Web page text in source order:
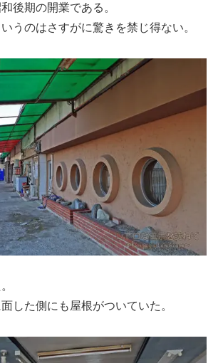
後期の開業である。
うのはさすがに驚きを禁じ得ない。
した側にも屋根がついていた。